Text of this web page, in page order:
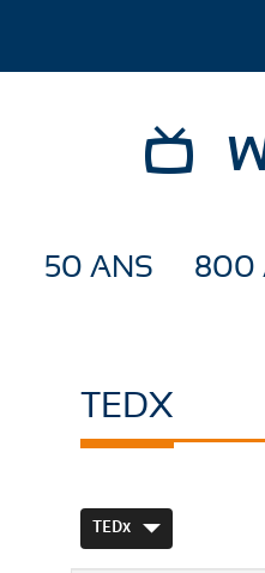
50 ANS 800
TEDX
TEDx